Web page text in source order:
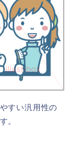
すい汎用性の
。